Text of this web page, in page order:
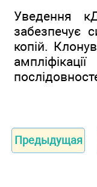
Уведення
забезпечує
копій.
Предыдущая